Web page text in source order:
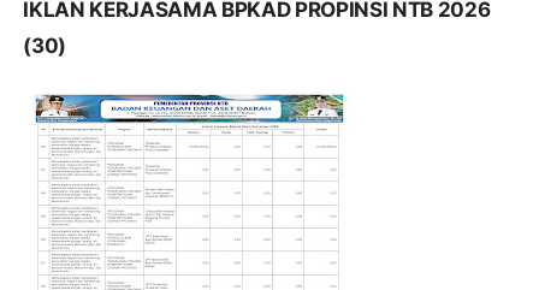
IKLAN KERJASAMA BPKAD PROPINSI NTB 2026
(30)